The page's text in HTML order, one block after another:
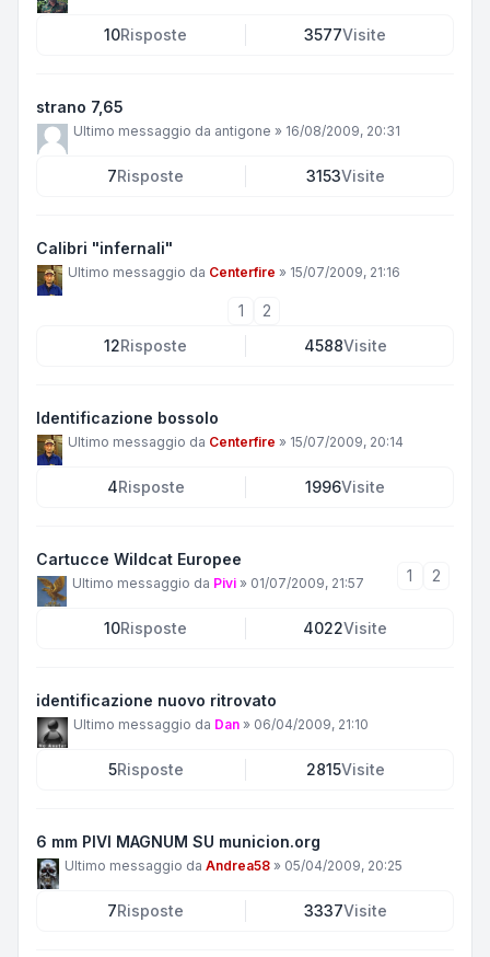
10Risposte 3577Visite
strano 7,65
Ultimo messaggio da antigone » 16/08/2009, 20:31
7Risposte 3153Visite
Calibri "infernali"
Ultimo messaggio da Centerfire » 15/07/2009, 21:16
1
2
12Risposte 4588Visite
Identificazione bossolo
Ultimo messaggio da Centerfire » 15/07/2009, 20:14
4Risposte 1996Visite
Cartucce Wildcat Europee
Ultimo messaggio da Pivi » 01/07/2009, 21:57 1 2
10Risposte 4022Visite
identificazione nuovo ritrovato
Ultimo messaggio da Dan » 06/04/2009, 21:10
5Risposte 2815Visite
6 mm PIVI MAGNUM SU municion.org
Ultimo messaggio da Andrea58 » 05/04/2009, 20:25
7Risposte 3337Visite